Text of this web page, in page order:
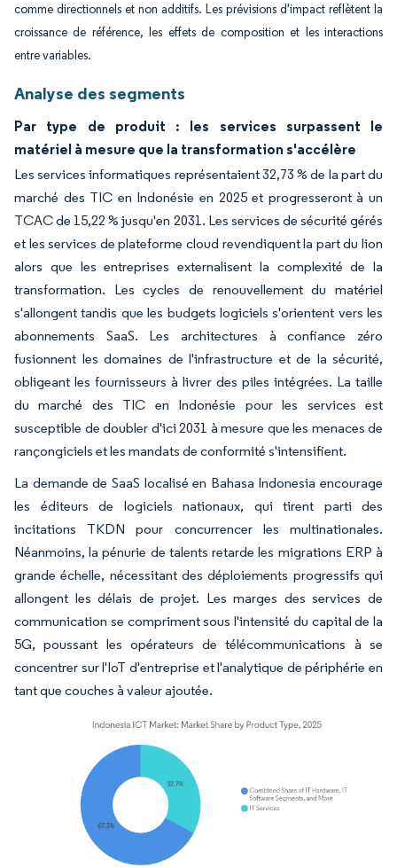
comme directionnels et non additifs. Les prévisions d'impact reflètent la
croissance de référence, les effets de composition et les interactions
entre variables.
Analyse des segments
Par type de produit : les services surpassent le
matériel à mesure que la transformation s'accélère
Les services informatiques représentaient 32,73 % de la part du
marché des TIC en Indonésie en 2025 et progresseront à un
TCAC de 15,22 % jusqu'en 2031. Les services de sécurité gérés
et les services de plateforme cloud revendiquent la part du lion
alors que les entreprises externalisent la complexité de la
transformation. Les cycles de renouvellement du matériel
s'allongent tandis que les budgets logiciels s'orientent vers les
abonnements SaaS. Les architectures à confiance zéro
fusionnent les domaines de l'infrastructure et de la sécurité,
obligeant les fournisseurs à livrer des piles intégrées. La taille
du marché des TIC en Indonésie pour les services est
susceptible de doubler d'ici 2031 à mesure que les menaces de
rançongiciels et les mandats de conformité s'intensifient.
La demande de SaaS localisé en Bahasa Indonesia encourage
les éditeurs de logiciels nationaux, qui tirent parti des
incitations TKDN pour concurrencer les multinationales.
Néanmoins, la pénurie de talents retarde les migrations ERP à
grande échelle, nécessitant des déploiements progressifs qui
allongent les délais de projet. Les marges des services de
communication se compriment sous l'intensité du capital de la
5G, poussant les opérateurs de télécommunications à se
concentrer sur l'IoT d'entreprise et l'analytique de périphérie en
tant que couches à valeur ajoutée.